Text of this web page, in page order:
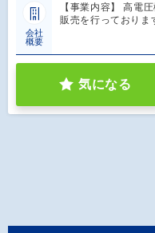
会社
概要
【事業内容】 高電
販売を行っており
気になる